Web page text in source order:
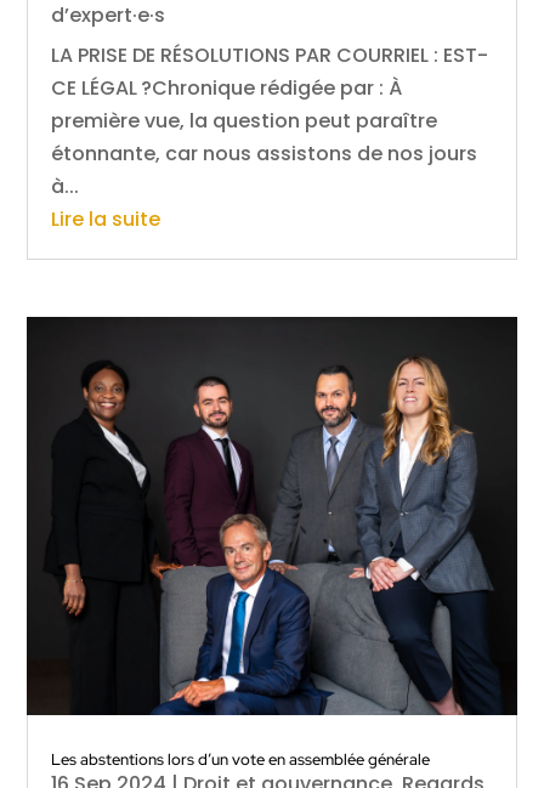
d’expert·e·s
LA PRISE DE RÉSOLUTIONS PAR COURRIEL : EST-
CE LÉGAL ?Chronique rédigée par : À
première vue, la question peut paraître
étonnante, car nous assistons de nos jours
à...
Lire la suite
Les abstentions lors d’un vote en assemblée générale